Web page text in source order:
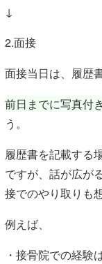
↓
2.面接
面接当日は、履歴
前日までに写真付
う。
履歴書を記載する
ですが、話が広が
接でのやり取りも
例えば、
・接骨院での経験